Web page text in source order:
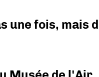
une fois, mais